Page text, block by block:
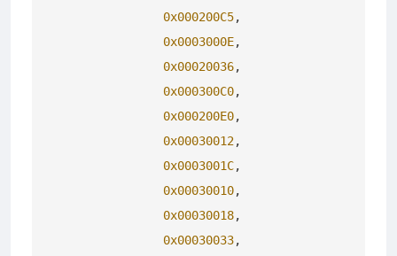
0x000200C5,
0x0003000E,
0x00020036,
0x000300C0,
0x000200E0,
0x00030012,
0x0003001C,
0x00030010,
0x00030018,
0x00030033,